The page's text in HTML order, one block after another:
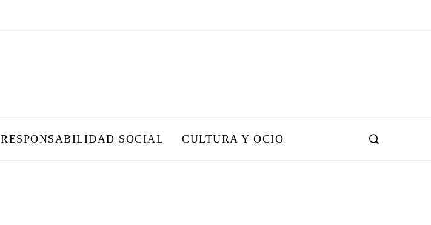
RESPONSABILIDAD SOCIAL CULTURA Y OCIO